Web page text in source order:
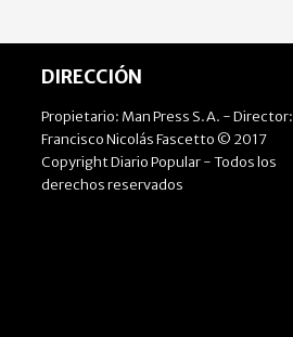
DIRECCIÓN
Propietario: Man Press S.A. - Director:
Francisco Nicolás Fascetto © 2017
Copyright Diario Popular - Todos los
derechos reservados